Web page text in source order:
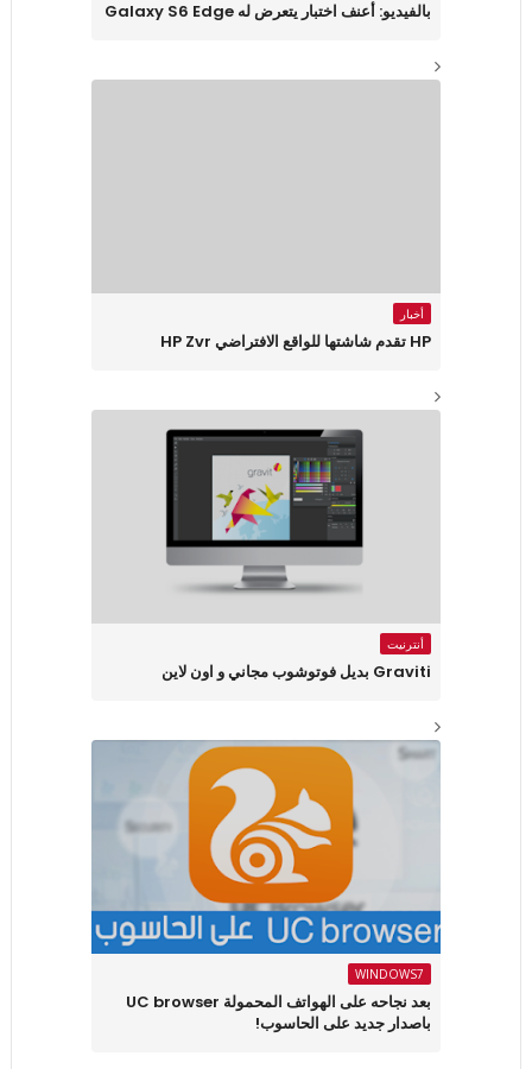
بالفيديو: أعنف اختبار يتعرض له Galaxy S6 Edge
أخبار
HP تقدم شاشتها للواقع الافتراضي HP Zvr
أنترنيت
Graviti بديل فوتوشوب مجاني و اون لاين
WINDOWS7
بعد نجاحه على الهواتف المحمولة UC browser
باصدار جديد على الحاسوب!